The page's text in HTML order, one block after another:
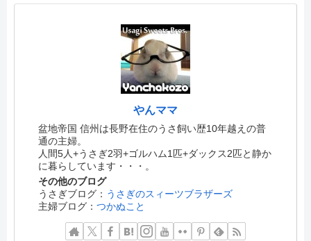
やんママ
盆地帝国 信州は長野在住のうさ飼い歴10年越えの普
通の主婦。
人間5人+うさぎ2羽+ゴルハム1匹+ダックス2匹と静か
に暮らしています・・・。
その他のブログ
うさぎブログ： うさぎのスィーツブラザーズ
主婦ブログ：つかぬこと